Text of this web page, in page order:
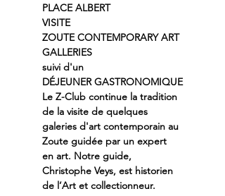
PLACE ALBERT
VISITE
ZOUTE CONTEMPORARY ART
GALLERIES
suivi d'un
DÉJEUNER GASTRONOMIQUE
Le Z-Club continue la tradition
de la visite de quelques
galeries d'art contemporain au
Zoute guidée par un expert
en art. Notre guide,
Christophe Veys, est historien
de l’Art et collectionneur.